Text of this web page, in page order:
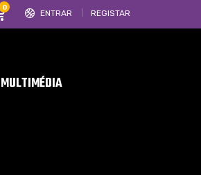
ENTRAR REGISTAR
0
MULTIMÉDIA